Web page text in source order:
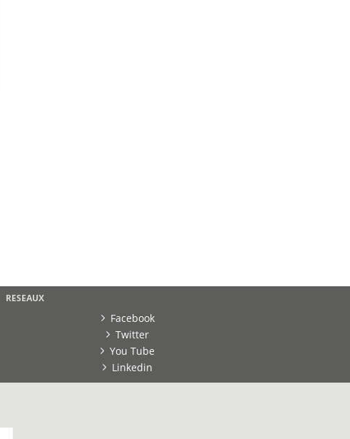
RESEAUX
Facebook
Twitter
You Tube
Linkedin